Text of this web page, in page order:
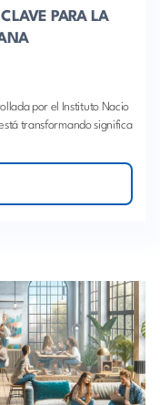
PARA LA
por el Instituto Nacio
transformando significa